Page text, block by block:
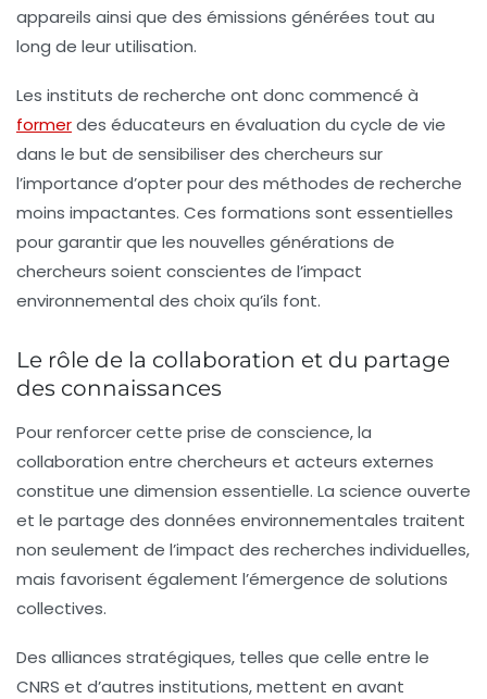
appareils ainsi que des émissions générées tout au
long de leur utilisation.
Les instituts de recherche ont donc commencé à
formerdes éducateurs en évaluation du cycle de vie
dans le but de sensibiliser des chercheurs sur
l’importance d’opter pour des méthodes de recherche
moins impactantes. Ces formations sont essentielles
pour garantir que les nouvelles générations de
chercheurs soient conscientes de l’impact
environnemental des choix qu’ils font.
Le rôle de la collaboration et du partage
des connaissances
Pour renforcer cette prise de conscience, la
collaboration entre chercheurs et acteurs externes
constitue une dimension essentielle. La science ouverte
et le partage des données environnementales traitent
non seulement de l’impact des recherches individuelles,
mais favorisent également l’émergence de solutions
collectives.
Des alliances stratégiques, telles que celle entre le
CNRS et d’autres institutions, mettent en avant